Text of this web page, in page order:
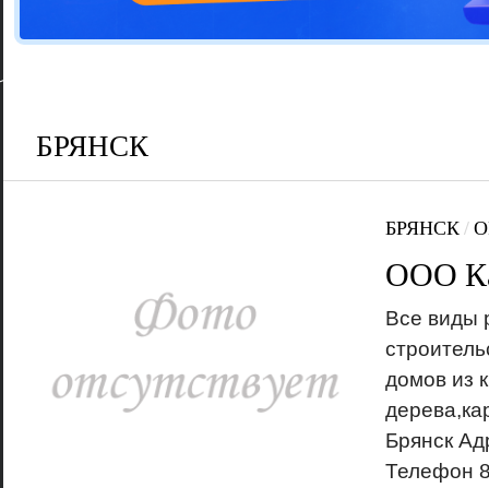
БРЯНСК
БРЯНСК/
ООО
Все виды
домов из
Брянск
Телефон